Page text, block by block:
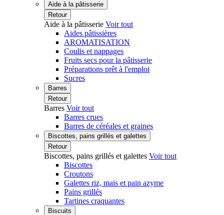
Aide à la pâtisserie
Retour
Aide à la pâtisserie Voir tout
Aides pâtissières
AROMATISATION
Coulis et nappages
Fruits secs pour la pâtisserie
Préparations prêt à l'emploi
Sucres
Barres
Retour
Barres Voir tout
Barres crues
Barres de céréales et graines
Biscottes, pains grillés et galettes
Retour
Biscottes, pains grillés et galettes Voir tout
Biscottes
Croutons
Galettes riz, mais et pain azyme
Pains grillés
Tartines craquantes
Biscuits